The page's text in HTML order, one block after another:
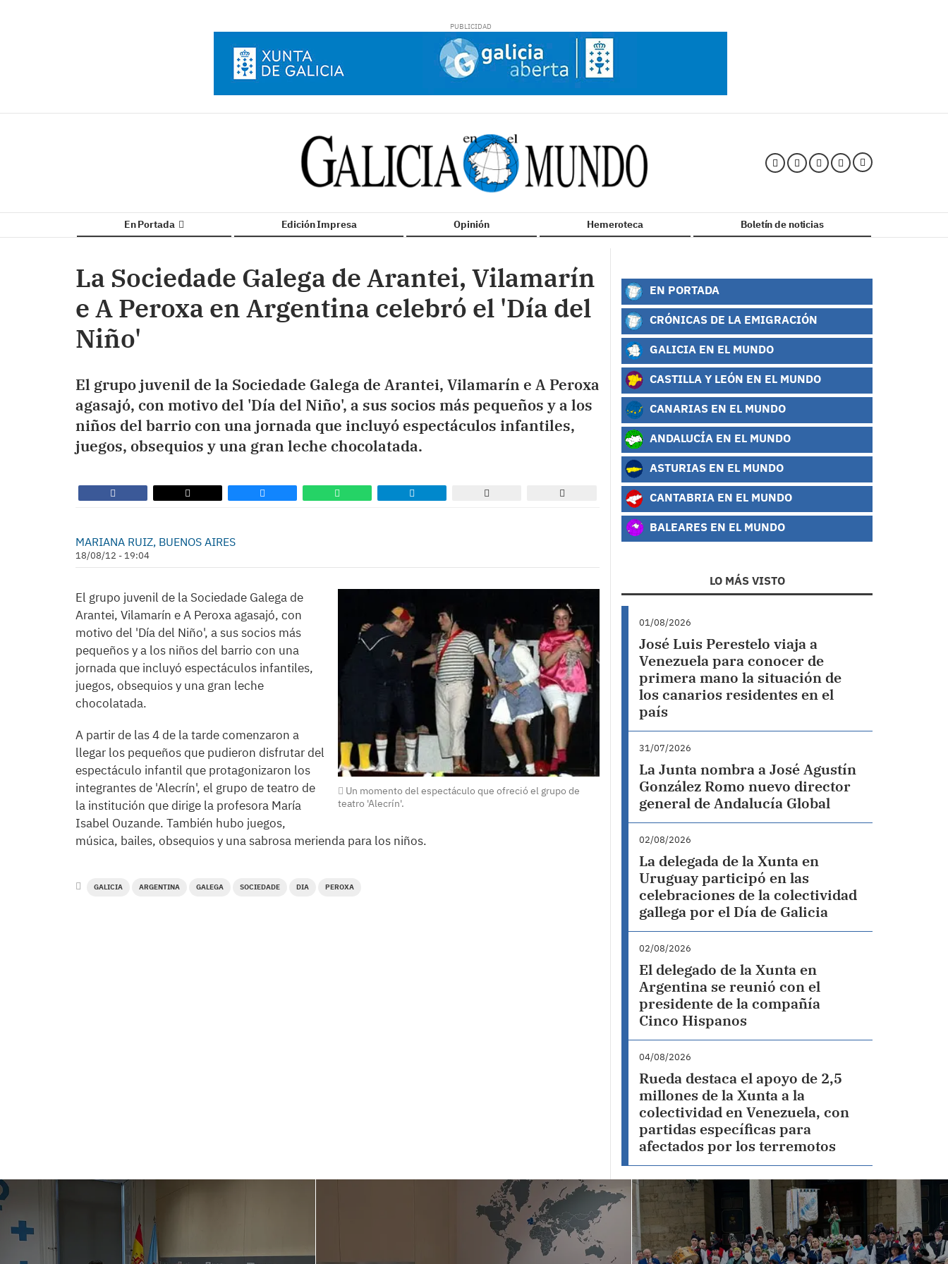
En Portada Edición Impresa Opinión Hemeroteca Boletín de noticias
La Sociedade Galega de Arantei, Vilamarín
e A Peroxa en Argentina celebró el 'Día del
Niño'
El grupo juvenil de la Sociedade Galega de Arantei, Vilamarín e A Peroxa
agasajó, con motivo del 'Día del Niño', a sus socios más pequeños y a los
niños del barrio con una jornada que incluyó espectáculos infantiles,
juegos, obsequios y una gran leche chocolatada.
MARIANA RUIZ, BUENOS AIRES
18/08/12 - 19:04
Un momento del espectáculo que ofreció el grupo de
teatro 'Alecrín'.
El grupo juvenil de la Sociedade Galega de
Arantei, Vilamarín e A Peroxa agasajó, con
motivo del 'Día del Niño', a sus socios más
pequeños y a los niños del barrio con una
jornada que incluyó espectáculos infantiles,
juegos, obsequios y una gran leche
chocolatada.
A partir de las 4 de la tarde comenzaron a
llegar los pequeños que pudieron disfrutar del
espectáculo infantil que protagonizaron los
integrantes de 'Alecrín', el grupo de teatro de
la institución que dirige la profesora María
Isabel Ouzande. También hubo juegos,
música, bailes, obsequios y una sabrosa merienda para los niños.
GALICIA ARGENTINA GALEGA SOCIEDADE DIA PEROXA
EN PORTADA
CRÓNICAS DE LA EMIGRACIÓN
GALICIA EN EL MUNDO
CASTILLA Y LEÓN EN EL MUNDO
CANARIAS EN EL MUNDO
ANDALUCÍA EN EL MUNDO
ASTURIAS EN EL MUNDO
CANTABRIA EN EL MUNDO
BALEARES EN EL MUNDO
LO MÁS VISTO
01/08/2026
José Luis Perestelo viaja a
Venezuela para conocer de
primera mano la situación de
los canarios residentes en el
país
31/07/2026
La Junta nombra a José Agustín
González Romo nuevo director
general de Andalucía Global
02/08/2026
La delegada de la Xunta en
Uruguay participó en las
celebraciones de la colectividad
gallega por el Día de Galicia
02/08/2026
El delegado de la Xunta en
Argentina se reunió con el
presidente de la compañía
Cinco Hispanos
04/08/2026
Rueda destaca el apoyo de 2,5
millones de la Xunta a la
colectividad en Venezuela, con
partidas específicas para
afectados por los terremotos